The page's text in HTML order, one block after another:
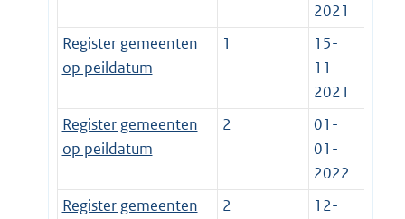
2021
Register gemeenten
op peildatum
1
15-
11-
2021
Register gemeenten
op peildatum
2
01-
01-
2022
Register gemeenten
2
12-